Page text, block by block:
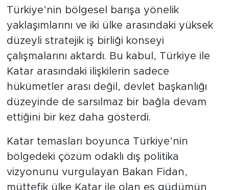
tarafından kabul edilen Bakan Fidan,
Türkiye’nin bölgesel barışa yönelik
yaklaşımlarını ve iki ülke arasındaki yüksek
düzeyli stratejik iş birliği konseyi
çalışmalarını aktardı. Bu kabul, Türkiye ile
Katar arasındaki ilişkilerin sadece
hükümetler arası değil, devlet başkanlığı
düzeyinde de sarsılmaz bir bağla devam
Katar temasları boyunca Türkiye’nin
bölgedeki çözüm odaklı dış politika
vizyonunu vurgulayan Bakan Fidan,